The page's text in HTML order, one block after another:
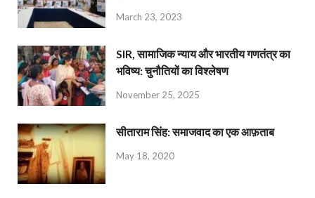
March 23, 2023
SIR, सामाजिक न्याय और भारतीय गणतंत्र का
भविष्य: चुनौतियों का विश्लेषण
November 25, 2025
सीताराम सिंह: समाजवाद का एक आफ़ताब
May 18, 2020